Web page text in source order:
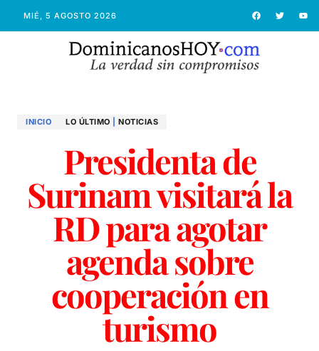
MIÉ, 5 AGOSTO 2026
INICIO LO ÚLTIMO NOTICIAS
Presidenta de
Surinam visitará la
RD para agotar
agenda sobre
cooperación en
turismo